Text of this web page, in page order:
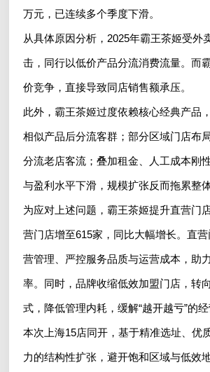
万元，已连续多个季度下滑。
从具体原因分析，2025年霸王茶姬受外
击，同行以低价产品分流消费流量。而
价竞争，直接导致同店销售额承压。
此外，霸王茶姬过度依赖核心经典产品
相似产品后分流客群；部分区域门店布
分流老店客流；叠加租金、人工成本刚
与盈利水平下滑，规模扩张反而拖累整
为应对上述问题，霸王茶姬提升直营门
营门店增至615家，同比大幅增长。直
营管理、严控服务品质与运营成本，助
率。同时，品牌收缩低效加盟门店，转
式，降低管理内耗，缓解“越开越亏”的经
本次上海15店同开，基于精准选址、优
力的结构性扩张，避开饱和区域与低效